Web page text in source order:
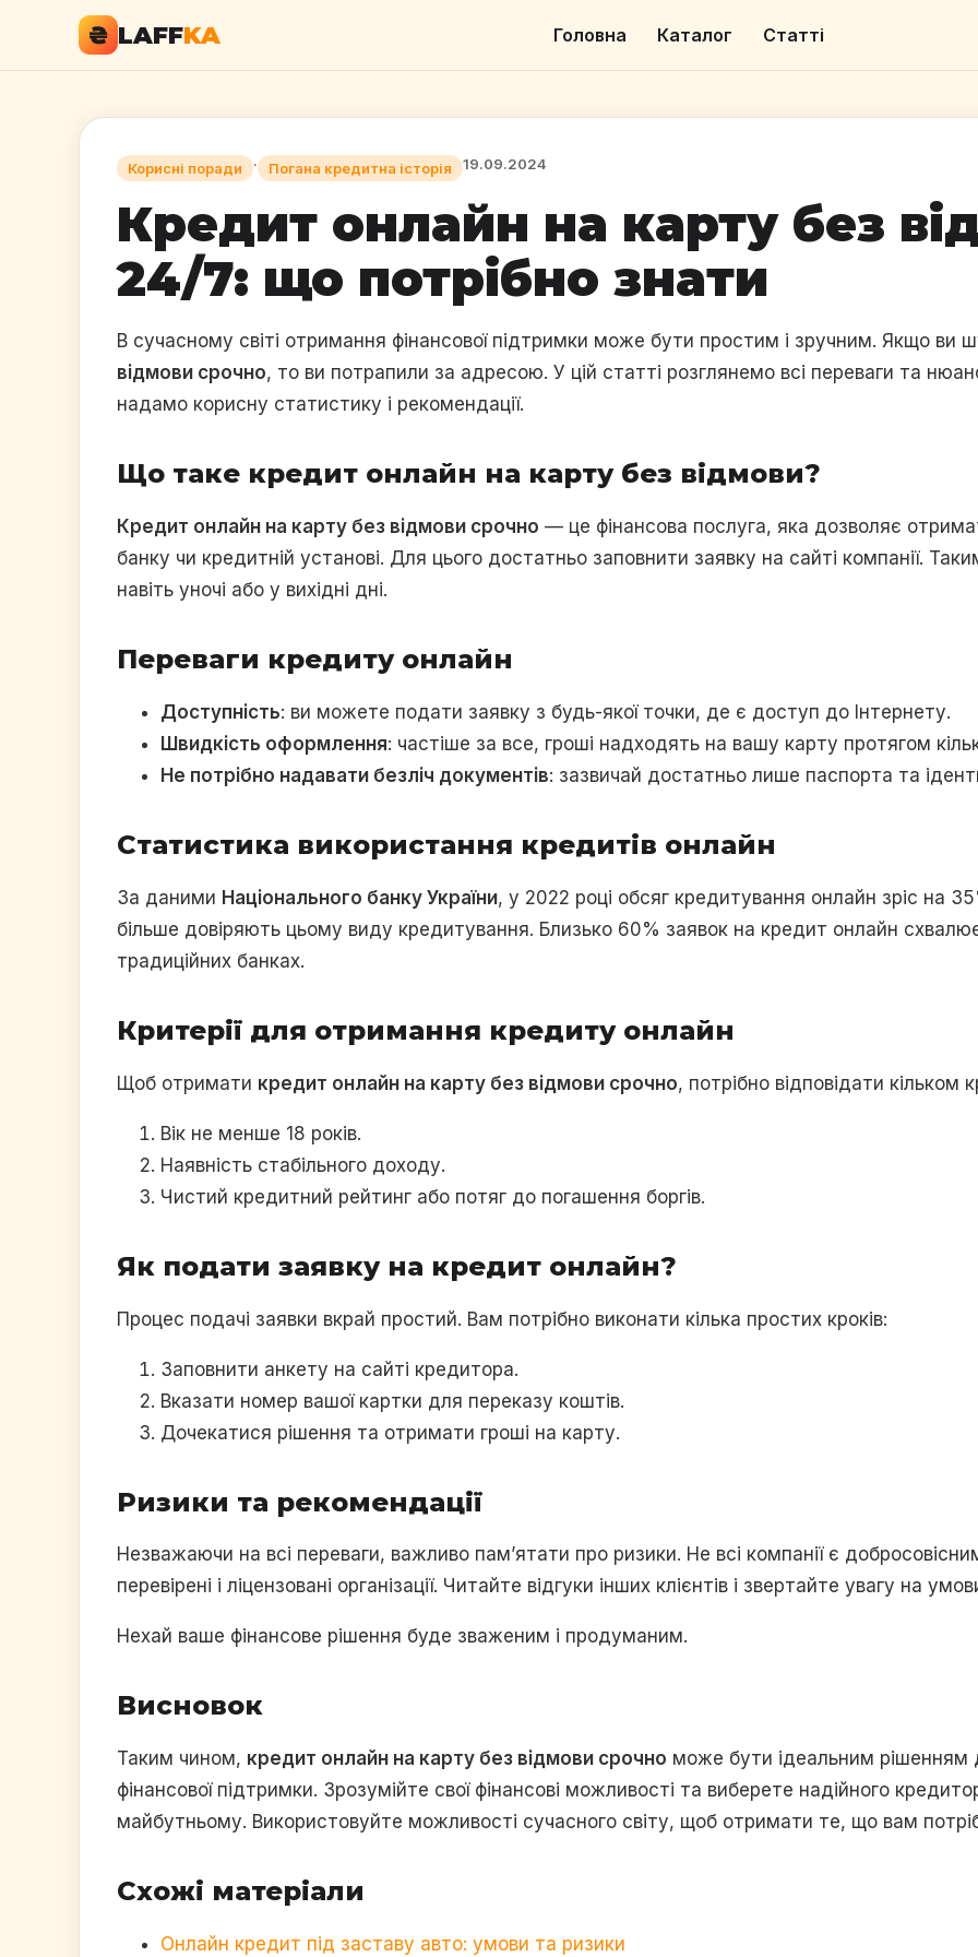
₴ LAFFKA Головна Каталог Статті
Корисні поради · Погана кредитна історія 19.09.2024
Кредит онлайн на карту без
24/7: що потрібно знати
В сучасному світі отримання фінансової підтримки може бути простим і зручним. Якщо ви
відмови срочно, то ви потрапили за адресою. У цій статті розглянемо всі переваги та
надамо корисну статистику і рекомендації.
Що таке кредит онлайн на карту без відмови?
Кредит онлайн на карту без відмови срочно — це фінансова послуга, яка дозволяє
банку чи кредитній установі. Для цього достатньо заповнити заявку на сайті компанії.
навіть уночі або у вихідні дні.
Переваги кредиту онлайн
Доступність: ви можете подати заявку з будь-якої точки, де є доступ до Інтернету.
Швидкість оформлення: частіше за все, гроші надходять на вашу карту протягом
Не потрібно надавати безліч документів: зазвичай достатньо лише паспорта та
Статистика використання кредитів онлайн
За даними Національного банку України, у 2022 році обсяг кредитування онлайн зріс на
більше довіряють цьому виду кредитування. Близько 60% заявок на кредит онлайн
традиційних банках.
Критерії для отримання кредиту онлайн
Щоб отримати кредит онлайн на карту без відмови срочно, потрібно відповідати кільком
Вік не менше 18 років.
Наявність стабільного доходу.
Чистий кредитний рейтинг або потяг до погашення боргів.
Як подати заявку на кредит онлайн?
Процес подачі заявки вкрай простий. Вам потрібно виконати кілька простих кроків:
Заповнити анкету на сайті кредитора.
Вказати номер вашої картки для переказу коштів.
Дочекатися рішення та отримати гроші на карту.
Ризики та рекомендації
Незважаючи на всі переваги, важливо пам’ятати про ризики. Не всі компанії є
перевірені і ліцензовані організації. Читайте відгуки інших клієнтів і звертайте увагу на
Нехай ваше фінансове рішення буде зваженим і продуманим.
Висновок
Таким чином, кредит онлайн на карту без відмови срочно може бути ідеальним рішенням
фінансової підтримки. Зрозумійте свої фінансові можливості та виберете надійного
майбутньому. Використовуйте можливості сучасного світу, щоб отримати те, що вам
Схожі матеріали
Онлайн кредит під заставу авто: умови та ризики